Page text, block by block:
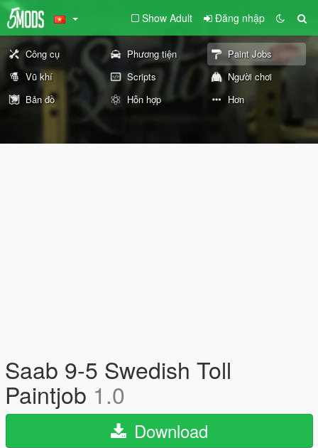
Show Adult Đăng nhập
Công cụ Phương tiện
Paint Jobs
Vũ khí
Scripts
Người chơi
Bản đồ
Hỗn hợp Hơn
Saab 9-5 Swedish Toll
Paintjob 1.0
Download